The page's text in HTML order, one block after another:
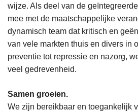
wijze. Als deel van de
mee met de maatschappelijke
dynamisch team dat kritisch en
van vele markten thuis en divers in
preventie tot repressie en nazorg,
veel gedrevenheid.
Samen groeien.
We zijn bereikbaar en toegankelijk